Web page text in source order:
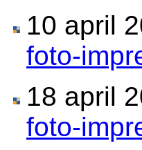
10 april
foto-
18 april
foto-